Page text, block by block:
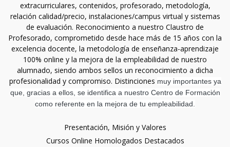
extracurriculares, contenidos, profesorado, metodología,
relación calidad/precio, instalaciones/campus virtual y sistemas
de evaluación. Reconocimiento a nuestro Claustro de
Profesorado, comprometido desde hace más de 15 años con la
excelencia docente, la metodología de enseñanza-aprendizaje
100% online y la mejora de la empleabilidad de nuestro
alumnado, siendo ambos sellos un reconocimiento a dicha
profesionalidad y compromiso. Distinciones muy importantes ya
que, gracias a ellos, se identifica a nuestro Centro de Formación
como referente en la mejora de tu empleabilidad.
Presentación, Misión y Valores
Cursos Online Homologados Destacados